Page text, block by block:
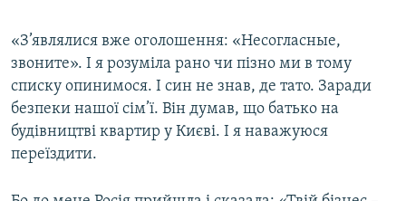
«З’являлися вже оголошення: «Несогласные,
звоните». І я розуміла рано чи пізно ми в тому
списку опинимося. І син не знав, де тато. Заради
безпеки нашої сім’ї. Він думав, що батько на
будівництві квартир у Києві. І я наважуюся
переїздити.